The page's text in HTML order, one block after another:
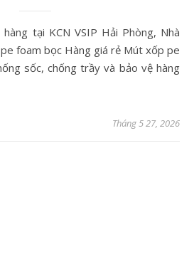
foam bọc Hàng giá rẻ Mút xốp pe
sốc, chống trầy và bảo vệ hàng
Tháng 5 27, 2026